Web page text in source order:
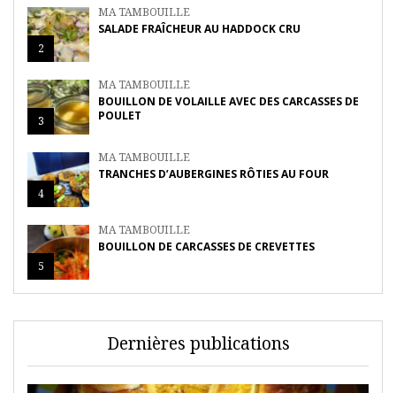
2
MA TAMBOUILLE
SALADE FRAÎCHEUR AU HADDOCK CRU
3
MA TAMBOUILLE
BOUILLON DE VOLAILLE AVEC DES CARCASSES DE
POULET
4
MA TAMBOUILLE
TRANCHES D’AUBERGINES RÔTIES AU FOUR
5
MA TAMBOUILLE
BOUILLON DE CARCASSES DE CREVETTES
Dernières publications